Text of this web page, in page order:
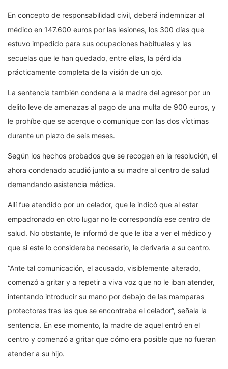
En concepto de responsabilidad civil, deberá indemnizar al
médico en 147.600 euros por las lesiones, los 300 días que
estuvo impedido para sus ocupaciones habituales y las
secuelas que le han quedado, entre ellas, la pérdida
prácticamente completa de la visión de un ojo.
La sentencia también condena a la madre del agresor por un
delito leve de amenazas al pago de una multa de 900 euros, y
le prohíbe que se acerque o comunique con las dos víctimas
durante un plazo de seis meses.
Según los hechos probados que se recogen en la resolución, el
ahora condenado acudió junto a su madre al centro de salud
demandando asistencia médica.
Allí fue atendido por un celador, que le indicó que al estar
empadronado en otro lugar no le correspondía ese centro de
salud. No obstante, le informó de que le iba a ver el médico y
que si este lo consideraba necesario, le derivaría a su centro.
“Ante tal comunicación, el acusado, visiblemente alterado,
comenzó a gritar y a repetir a viva voz que no le iban atender,
intentando introducir su mano por debajo de las mamparas
protectoras tras las que se encontraba el celador”, señala la
sentencia. En ese momento, la madre de aquel entró en el
centro y comenzó a gritar que cómo era posible que no fueran
atender a su hijo.